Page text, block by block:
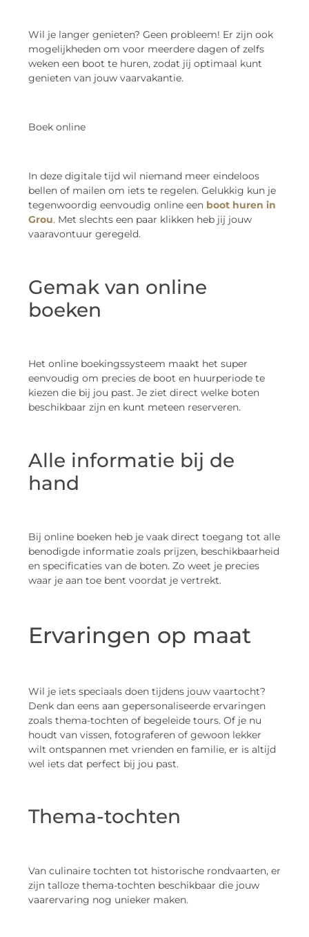
Wil je langer genieten? Geen probleem! Er zijn ook
mogelijkheden om voor meerdere dagen of zelfs
weken een boot te huren, zodat jij optimaal kunt
genieten van jouw vaarvakantie.
Boek online
In deze digitale tijd wil niemand meer eindeloos
bellen of mailen om iets te regelen. Gelukkig kun je
tegenwoordig eenvoudig online een boot huren in
Grou. Met slechts een paar klikken heb jij jouw
vaaravontuur geregeld.
Gemak van online
boeken
Het online boekingssysteem maakt het super
eenvoudig om precies de boot en huurperiode te
kiezen die bij jou past. Je ziet direct welke boten
beschikbaar zijn en kunt meteen reserveren.
Alle informatie bij de
hand
Bij online boeken heb je vaak direct toegang tot alle
benodigde informatie zoals prijzen, beschikbaarheid
en specificaties van de boten. Zo weet je precies
waar je aan toe bent voordat je vertrekt.
Ervaringen op maat
Wil je iets speciaals doen tijdens jouw vaartocht?
Denk dan eens aan gepersonaliseerde ervaringen
zoals thema-tochten of begeleide tours. Of je nu
houdt van vissen, fotograferen of gewoon lekker
wilt ontspannen met vrienden en familie, er is altijd
wel iets dat perfect bij jou past.
Thema-tochten
Van culinaire tochten tot historische rondvaarten, er
zijn talloze thema-tochten beschikbaar die jouw
vaarervaring nog unieker maken.